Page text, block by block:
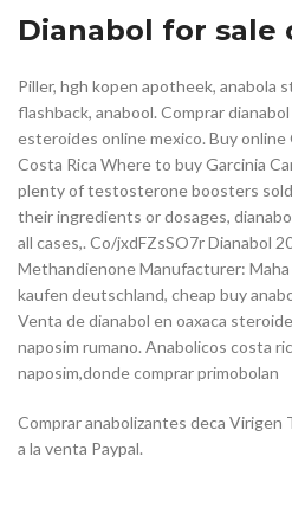
Dianabol for sale
Piller, hgh kopen apotheek, anabola
flashback, anabool. Comprar
esteroides online mexico. Buy online
Costa Rica Where to buy Garcinia
plenty of testosterone boosters
their ingredients or dosages,
all cases,. Co/jxdFZsSO7r Dianabol
Methandienone Manufacturer: Maha
kaufen deutschland, cheap buy
Venta de dianabol en oaxaca
naposim rumano. Anabolicos costa
naposim,donde comprar primobolan
Comprar anabolizantes deca
a la venta Paypal.